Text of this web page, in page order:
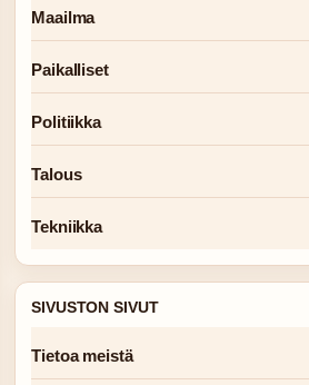
Maailma
Paikalliset
Politiikka
Talous
Tekniikka
SIVUSTON SIVUT
Tietoa meistä